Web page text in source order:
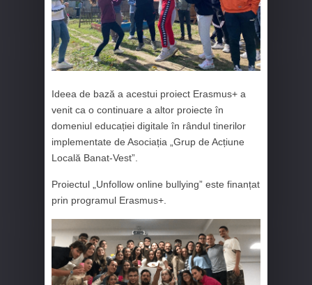
Ideea de bază a acestui proiect Erasmus+ a
venit ca o continuare a altor proiecte în
domeniul educației digitale în rândul tinerilor
implementate de Asociația „Grup de Acțiune
Locală Banat-Vest”.
Proiectul „Unfollow online bullying” este finanțat
prin programul Erasmus+.